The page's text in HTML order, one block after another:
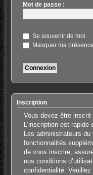
Mot de passe :
Se souvenir de moi
Masquer ma
Inscription
Vous devez être
L’inscription est
Les administrateurs
fonctionnalités
de vous inscrire,
nos conditions
confidentialité.